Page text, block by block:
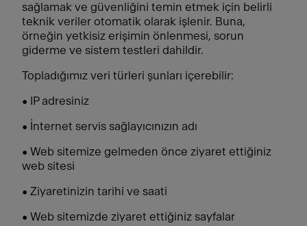
sağlamak ve güvenliğini temin etmek için belirli
teknik veriler otomatik olarak işlenir. Buna,
örneğin yetkisiz erişimin önlenmesi, sorun
giderme ve sistem testleri dahildir.
Topladığımız veri türleri şunları içerebilir:
• IP adresiniz
• İnternet servis sağlayıcınızın adı
• Web sitemize gelmeden önce ziyaret ettiğiniz
web sitesi
• Ziyaretinizin tarihi ve saati
• Web sitemizde ziyaret ettiğiniz sayfalar